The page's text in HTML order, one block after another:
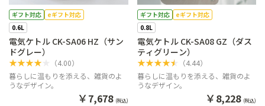
ギフト対応
eギフト対応
0.6L
電気ケトル CK-SA06 HZ（サン
ドグレー）
★★★★ （4.00）
暮らしに温もりを添える、雑貨のよ
うなデザイン。
￥7,678 (税込)
ギフト対応
eギフト対応
0.8L
電気ケトル CK-SA08 GZ（ダス
ティグリーン）
★★★★★ （4.44）
暮らしに温もりを添える、雑貨のよ
うなデザイン。
￥8,228 (税込)